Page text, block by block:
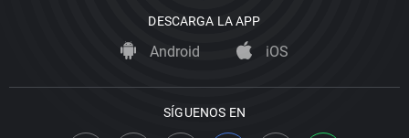
DESCARGA LA APP
Android iOS
SÍGUENOS EN